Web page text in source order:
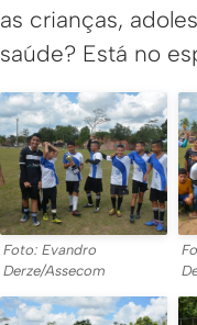
as crianças,
saúde? Está no
Foto: Evandro
Derze/Assecom